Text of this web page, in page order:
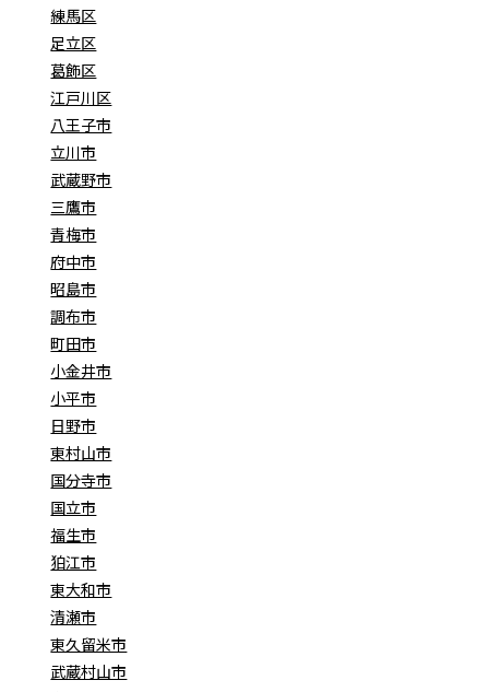
練馬区
足立区
葛飾区
江戸川区
八王子市
立川市
武蔵野市
三鷹市
青梅市
府中市
昭島市
調布市
町田市
小金井市
小平市
日野市
東村山市
国分寺市
国立市
福生市
狛江市
東大和市
清瀬市
東久留米市
武蔵村山市